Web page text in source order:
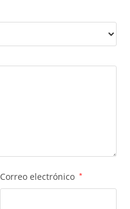
Correo electrónico *